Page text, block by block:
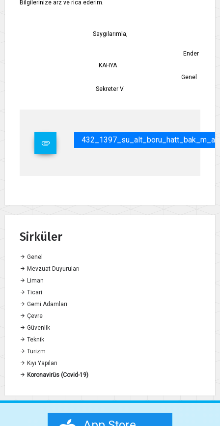
Bilgilerinize arz ve rica ederim.
Saygılarımla,
Ender
KAHYA
Genel
Sekreter V.
Sirküler
Genel
Mevzuat Duyuruları
Liman
Ticari
Gemi Adamları
Çevre
Güvenlik
Teknik
Turizm
Kıyı Yapıları
Koronavirüs (Covid-19)